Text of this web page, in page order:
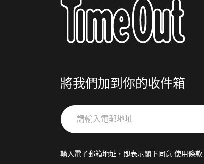
將我們加到你的收件箱
請
輸
郵
輸入電子郵箱地址，即表示閣下同意 使用條款